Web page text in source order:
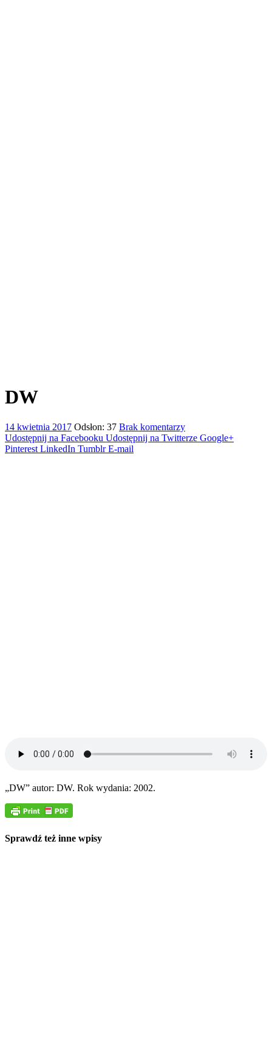
DW
14 kwietnia 2017 Odsłon: 37 Brak komentarzy
Udostępnij na Facebooku Udostępnij na Twitterze Google+
Pinterest LinkedIn Tumblr E-mail
„DW” autor: DW. Rok wydania: 2002.
Sprawdź też inne wpisy